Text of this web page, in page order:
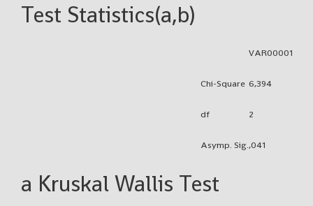
Test Statistics(a,b)
VAR00001
Chi-Square 6,394
df 2
Asymp. Sig.,041
a Kruskal Wallis Test